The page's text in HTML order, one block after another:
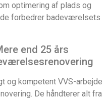
optimering af plads og
forbedrer badeværelsets
end 25 års
og kompetent VVS-arbejde
De håndterer alt fra